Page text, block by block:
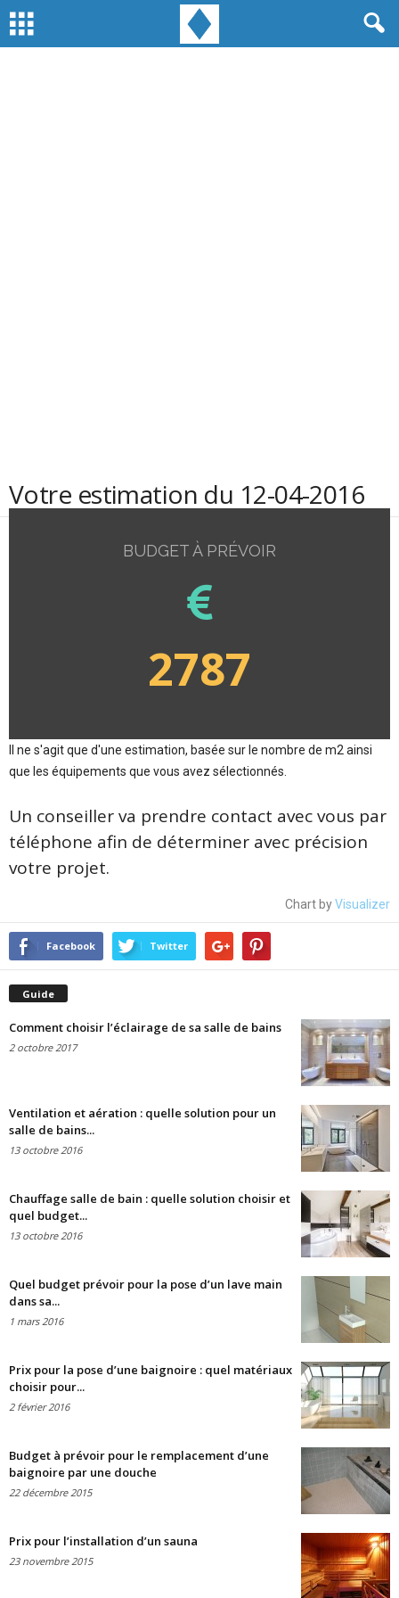
Votre estimation du 12-04-2016
BUDGET À PRÉVOIR
2787
Il ne s'agit que d'une estimation, basée sur le nombre de m2 ainsi
que les équipements que vous avez sélectionnés.
Un conseiller va prendre contact avec vous par
téléphone afin de déterminer avec précision
votre projet.
Chart byVisualizer
Facebook Twitter
Guide
Comment choisir l’éclairage de sa salle de bains
2 octobre 2017
Ventilation et aération : quelle solution pour un
salle de bains...
13 octobre 2016
Chauffage salle de bain : quelle solution choisir et
quel budget...
13 octobre 2016
Quel budget prévoir pour la pose d’un lave main
dans sa...
1 mars 2016
Prix pour la pose d’une baignoire : quel matériaux
choisir pour...
2 février 2016
Budget à prévoir pour le remplacement d’une
baignoire par une douche
22 décembre 2015
Prix pour l’installation d’un sauna
23 novembre 2015